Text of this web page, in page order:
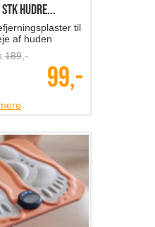
stk hudre...
til
af huden
189,-
99,-